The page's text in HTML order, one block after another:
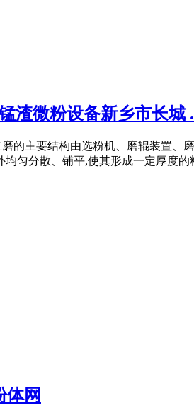
渣微粉设备新乡市长城
的主要结构由选粉机、磨辊装置
匀分散、铺平,使其形成一定厚度
体网